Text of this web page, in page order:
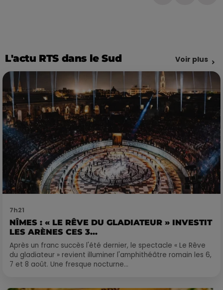
L'actu RTS dans le Sud Voir plus
7h21
NÎMES : « LE RÊVE DU GLADIATEUR » INVESTIT
LES ARÈNES CES 3...
Après un franc succès l'été dernier, le spectacle « Le Rêve
du gladiateur » revient illuminer l'amphithéâtre romain les 6,
7 et 8 août. Une fresque nocturne...